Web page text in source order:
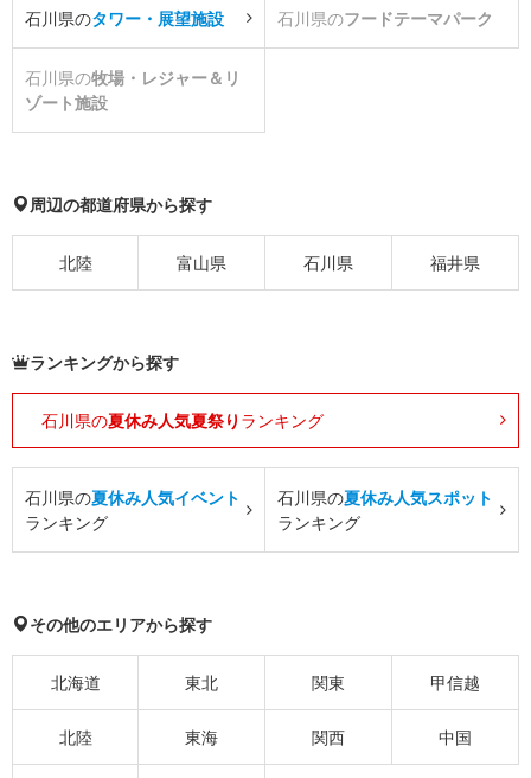
石川県のタワー・展望施設 石川県のフードテーマパーク
石川県の牧場・レジャー＆リ
ゾート施設
周辺の都道府県から探す
北陸 富山県 石川県 福井県
ランキングから探す
石川県の夏休み人気夏祭り ランキング
石川県の夏休み人気イベント
ランキング
石川県の夏休み人気スポット
ランキング
その他のエリアから探す
北海道 東北 関東 甲信越
北陸 東海 関西 中国